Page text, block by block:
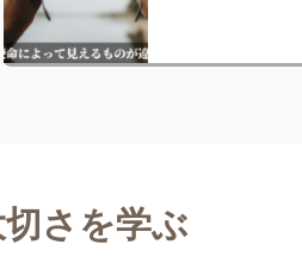
さを学ぶ